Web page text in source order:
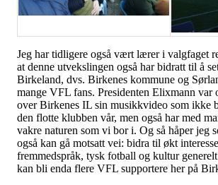
Jeg har tidligere også vært lærer i valgfaget
at denne utvekslingen også har bidratt til å
Birkeland, dvs. Birkenes kommune og
mange VFL fans. Presidenten Elixmann var
over Birkenes IL sin musikkvideo som ikke
den flotte klubben vår, men også har med
vakre naturen som vi bor i. Og så håper jeg
også kan gå motsatt vei: bidra til økt
fremmedspråk, tysk fotball og kultur
kan bli enda flere VFL supportere her på